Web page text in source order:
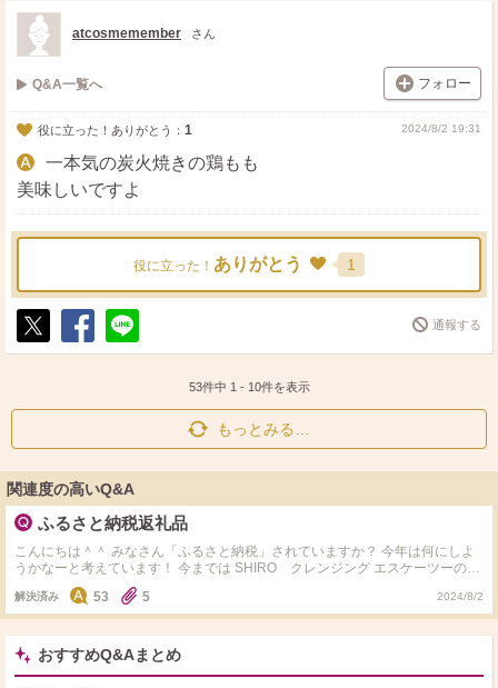
ト
atcosmemember さん
Q&A一覧へ フォロー
役に立った！ありがとう： 1 2024/8/2 19:31
一本気の炭火焼きの鶏もも
美味しいですよ
役に立った！ ありがとう 1
ポ
シ
送
通報する
53件中 1 - 10件を表示
もっとみる…
関連度の高いQ&A
ふるさと納税返礼品
こんにちは＾＾ みなさん「ふるさと納税」されていますか？ 今年は何にしよ
うかなーと考えています！ 今までは SHIRO クレンジング エスケーツーのお
化粧水 アスタリフト 美容液 とスキンケア商品に変えてきました。 今年もス
キンケアにしようかなーと思ったり、旅行券やイベントチケットなどもいいな
と思っています。 皆さんが今までしてきた物やオススメをぜひぜひお教え下
さいませ＾＾ 暑いのでご自愛ください。 よろしくお願いいたします。
解決済み 53 5 2024/8/2
おすすめQ&Aまとめ